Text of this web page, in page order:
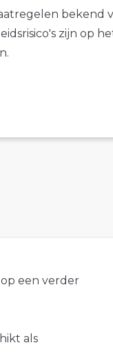
bekend
zijn op
een verder
als